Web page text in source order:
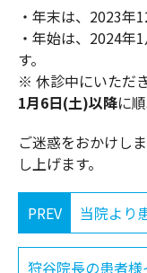
・年末は、2023年
・年始は、2024年
す。
※ 休診中にいただ
1月6日(土)以降に
ご迷惑をおかけし
し上げます。
PREV 当院より